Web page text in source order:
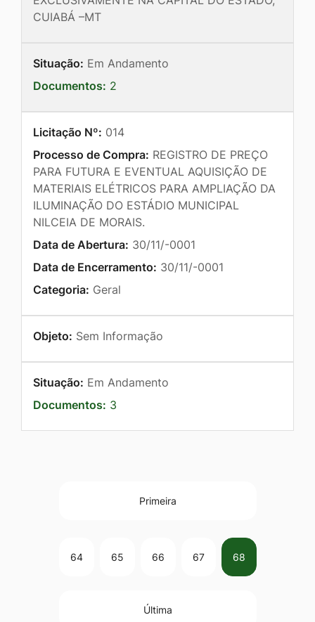
CUIABÁ –MT
Situação: Em Andamento
Documentos: 2
Licitação Nº: 014
Processo de Compra: REGISTRO DE PREÇO
PARA FUTURA E EVENTUAL AQUISIÇÃO DE
MATERIAIS ELÉTRICOS PARA AMPLIAÇÃO DA
ILUMINAÇÃO DO ESTÁDIO MUNICIPAL
NILCEIA DE MORAIS.
Data de Abertura: 30/11/-0001
Data de Encerramento: 30/11/-0001
Categoria: Geral
Objeto: Sem Informação
Situação: Em Andamento
Documentos: 3
Primeira
64 65 66 67 68
Última